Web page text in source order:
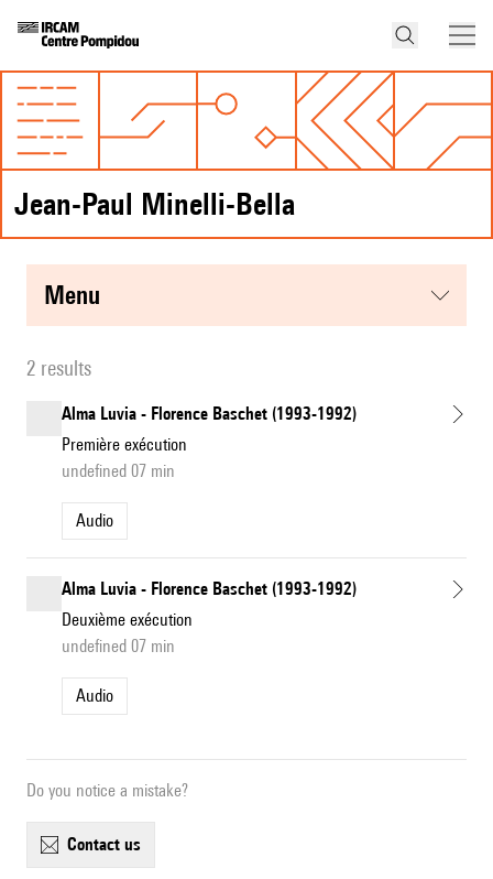
Jean-Paul Minelli-Bella
menu
2 results
Alma Luvia - Florence Baschet (1993-1992)
Première exécution
undefined 07 min
Audio
Alma Luvia - Florence Baschet (1993-1992)
Deuxième exécution
undefined 07 min
Audio
Do you notice a mistake?
contact us